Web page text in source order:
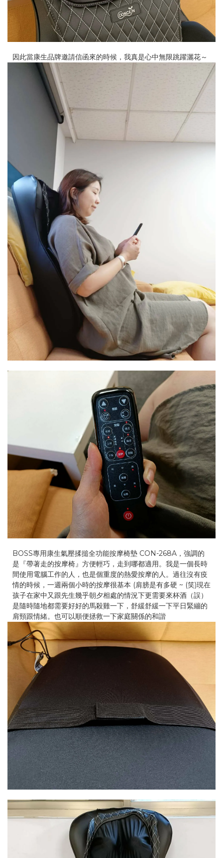
因此當康生品牌邀請信函來的時候，我真是心中無限跳躍灑花～
BOSS專用康生氣壓揉搥全功能按摩椅墊 CON-268A，強調的
是『帶著走的按摩椅』方便輕巧，走到哪都適用。我是一個長時
間使用電腦工作的人，也是個重度的熱愛按摩的人。過往沒有疫
情的時候，一週兩個小時的按摩很基本 (肩膀是有多硬 ~ (笑)現在
孩子在家中又跟先生幾乎朝夕相處的情況下更需要來杯酒（誤）
是隨時隨地都需要好好的馬殺雞一下，舒緩舒緩一下平日緊繃的
肩頸跟情緒。也可以順便拯救一下家庭關係的和諧